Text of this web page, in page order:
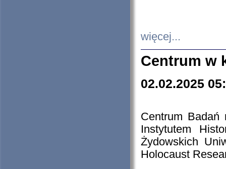
więcej...
Centrum w
02.02.2025
Centrum Badań
Instytutem
Żydowskich
Holocaust